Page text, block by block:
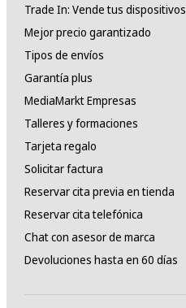
Trade In: Vende tus dispositivos
Mejor precio garantizado
Tipos de envíos
Garantía plus
MediaMarkt Empresas
Talleres y formaciones
Tarjeta regalo
Solicitar factura
Reservar cita previa en tienda
Reservar cita telefónica
Chat con asesor de marca
Devoluciones hasta en 60 días